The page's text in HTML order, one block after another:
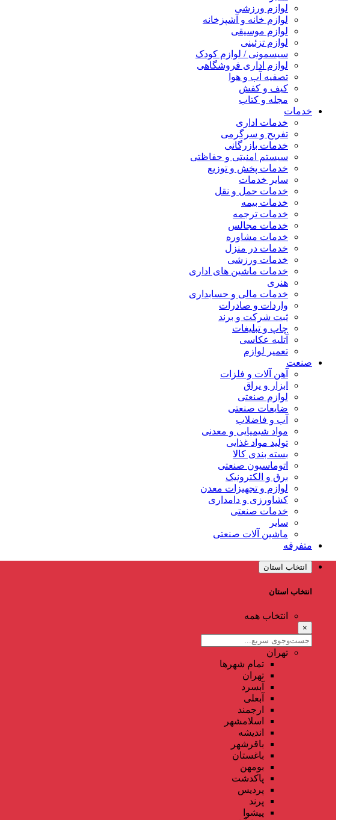
لوازم ورزشی
لوازم خانه و آشپزخانه
لوازم موسیقی
لوازم تزئینی
سیسمونی / لوازم کودک
لوازم اداری فروشگاهی
تصفیه آب و هوا
کیف و کفش
مجله و کتاب
خدمات
خدمات اداری
تفریح و سرگرمی
خدمات بازرگانی
سیستم امنیتی و حفاظتی
خدمات پخش و توزیع
سایر خدمات
خدمات حمل و نقل
خدمات بیمه
خدمات ترجمه
خدمات مجالس
خدمات مشاوره
خدمات در منزل
خدمات ورزشی
خدمات ماشین های اداری
هنری
خدمات مالی و حسابداری
واردات و صادرات
ثبت شرکت و برند
چاپ و تبلیغات
آتلیه عکاسی
تعمیر لوازم
صنعت
آهن آلات و فلزات
ابزار و یراق
لوازم صنعتی
ضایعات صنعتی
آب و فاضلاب
مواد شیمیایی و معدنی
تولید مواد غذایی
بسته بندی کالا
اتوماسیون صنعتی
برق و الکترونیک
لوازم و تجهیزات معدن
کشاورزی و دامداری
خدمات صنعتی
سایر
ماشین آلات صنعتی
متفرقه
انتخاب استان
انتخاب استان
انتخاب همه
×
تهران
تمام شهر‌ها
تهران
آبسرد
آبعلی
ارجمند
اسلامشهر
اندیشه
باقرشهر
باغستان
بومهن
پاکدشت
پردیس
پرند
پیشوا